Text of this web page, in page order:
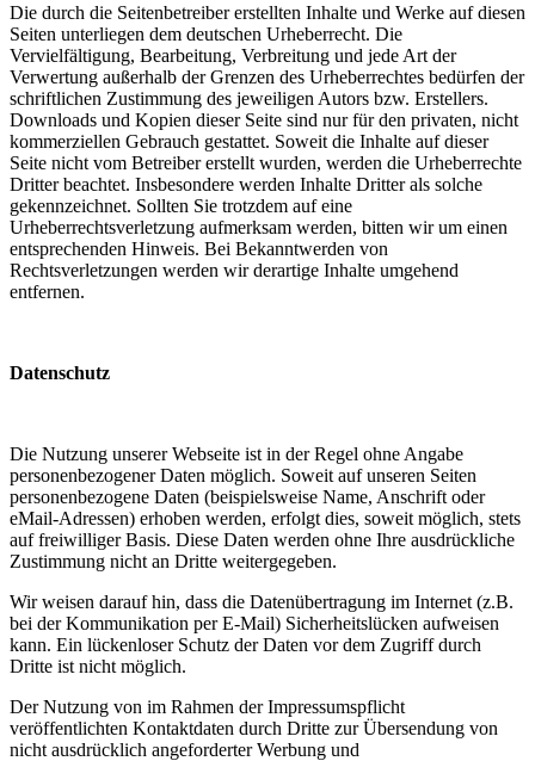
Die durch die Seitenbetreiber erstellten Inhalte und Werke auf diesen
Seiten unterliegen dem deutschen Urheberrecht. Die
Vervielfältigung, Bearbeitung, Verbreitung und jede Art der
Verwertung außerhalb der Grenzen des Urheberrechtes bedürfen der
schriftlichen Zustimmung des jeweiligen Autors bzw. Erstellers.
Downloads und Kopien dieser Seite sind nur für den privaten, nicht
kommerziellen Gebrauch gestattet. Soweit die Inhalte auf dieser
Seite nicht vom Betreiber erstellt wurden, werden die Urheberrechte
Dritter beachtet. Insbesondere werden Inhalte Dritter als solche
gekennzeichnet. Sollten Sie trotzdem auf eine
Urheberrechtsverletzung aufmerksam werden, bitten wir um einen
entsprechenden Hinweis. Bei Bekanntwerden von
Rechtsverletzungen werden wir derartige Inhalte umgehend
entfernen.
Datenschutz
Die Nutzung unserer Webseite ist in der Regel ohne Angabe
personenbezogener Daten möglich. Soweit auf unseren Seiten
personenbezogene Daten (beispielsweise Name, Anschrift oder
eMail-Adressen) erhoben werden, erfolgt dies, soweit möglich, stets
auf freiwilliger Basis. Diese Daten werden ohne Ihre ausdrückliche
Zustimmung nicht an Dritte weitergegeben.
Wir weisen darauf hin, dass die Datenübertragung im Internet (z.B.
bei der Kommunikation per E-Mail) Sicherheitslücken aufweisen
kann. Ein lückenloser Schutz der Daten vor dem Zugriff durch
Dritte ist nicht möglich.
Der Nutzung von im Rahmen der Impressumspflicht
veröffentlichten Kontaktdaten durch Dritte zur Übersendung von
nicht ausdrücklich angeforderter Werbung und